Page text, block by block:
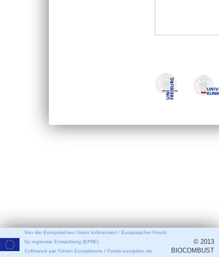
Von der Europäischen Union kofinanziert / Europäischer Fonds
für regionale Entwicklung (EFRE)
Cofinancé par l'Union Européenne / Fonds européen de
© 2013
BIOCOMBUST